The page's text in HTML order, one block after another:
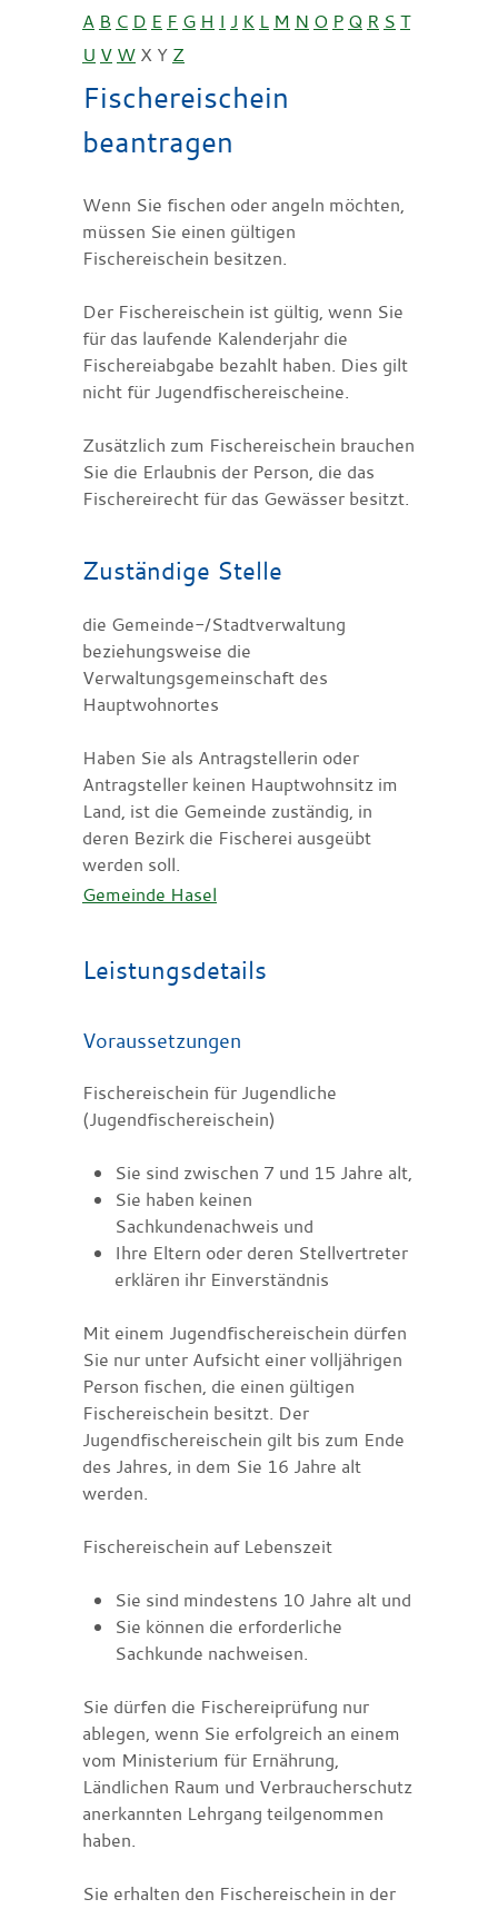
A B C D E F G H I J K L M N O P Q R S T
U V W X Y Z
Fischereischein
beantragen
Wenn Sie fischen oder angeln möchten,
müssen Sie einen gültigen
Fischereischein besitzen.
Der Fischereischein ist gültig, wenn Sie
für das laufende Kalenderjahr die
Fischereiabgabe bezahlt haben. Dies gilt
nicht für Jugendfischereischeine.
Zusätzlich zum Fischereischein brauchen
Sie die Erlaubnis der Person, die das
Fischereirecht für das Gewässer besitzt.
Zuständige Stelle
die Gemeinde-/Stadtverwaltung
beziehungsweise die
Verwaltungsgemeinschaft des
Hauptwohnortes
Haben Sie als Antragstellerin oder
Antragsteller keinen Hauptwohnsitz im
Land, ist die Gemeinde zuständig, in
deren Bezirk die Fischerei ausgeübt
werden soll.
Gemeinde Hasel
Leistungsdetails
Voraussetzungen
Fischereischein für Jugendliche
(Jugendfischereischein)
Sie sind zwischen 7 und 15 Jahre alt,
Sie haben keinen
Sachkundenachweis und
Ihre Eltern oder deren Stellvertreter
erklären ihr Einverständnis
Mit einem Jugendfischereischein dürfen
Sie nur unter Aufsicht einer volljährigen
Person fischen, die einen gültigen
Fischereischein besitzt. Der
Jugendfischereischein gilt bis zum Ende
des Jahres, in dem Sie 16 Jahre alt
werden.
Fischereischein auf Lebenszeit
Sie sind mindestens 10 Jahre alt und
Sie können die erforderliche
Sachkunde nachweisen.
Sie dürfen die Fischereiprüfung nur
ablegen, wenn Sie erfolgreich an einem
vom Ministerium für Ernährung,
Ländlichen Raum und Verbraucherschutz
anerkannten Lehrgang teilgenommen
haben.
Sie erhalten den Fischereischein in der